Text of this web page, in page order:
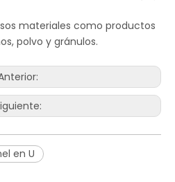
materiales como productos
polvo y gránulos.
en U